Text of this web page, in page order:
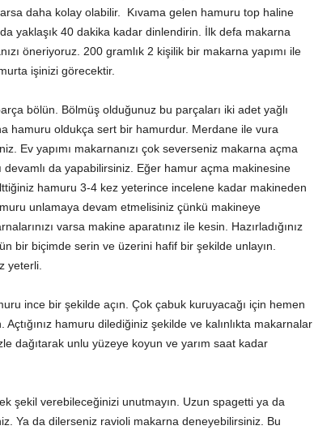
daha kolay olabilir. Kıvama gelen hamuru top haline
yaklaşık 40 dakika kadar dinlendirin. İlk defa makarna
öneriyoruz. 200 gramlık 2 kişilik bir makarna yapımı ile
işinizi görecektir.
bölün. Bölmüş olduğunuz bu parçaları iki adet yağlı
hamuru oldukça sert bir hamurdur. Merdane ile vura
Ev yapımı makarnanızı çok severseniz makarna açma
devamlı da yapabilirsiniz. Eğer hamur açma makinesine
hamuru 3-4 kez yeterince incelene kadar makineden
unlamaya devam etmelisiniz çünkü makineye
varsa makine aparatınız ile kesin. Hazırladığınız
bir biçimde serin ve üzerini hafif bir şekilde unlayın.
yeterli.
ince bir şekilde açın. Çok çabuk kuruyacağı için hemen
hamuru dilediğiniz şekilde ve kalınlıkta makarnalar
dağıtarak unlu yüzeye koyun ve yarım saat kadar
şekil verebileceğinizi unutmayın. Uzun spagetti ya da
Ya da dilerseniz ravioli makarna deneyebilirsiniz. Bu